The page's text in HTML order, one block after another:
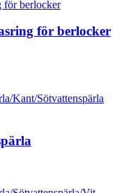
för berlocker